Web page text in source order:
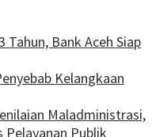
Tahun, Bank Aceh Siap
Kelangkaan
Maladministrasi,
Publik